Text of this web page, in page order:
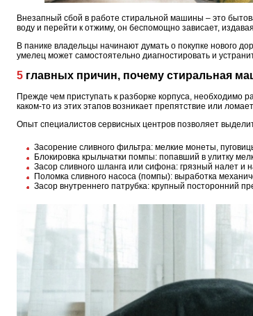
Внезапный сбой в работе стиральной машины – это
воду и перейти к отжиму, он беспомощно зависает,
В панике владельцы начинают думать о покупке нового
умелец может самостоятельно диагностировать и
5 главных причин, почему стиральная
Прежде чем приступать к разборке корпуса, необходимо
каком-то из этих этапов возникает препятствие или
Опыт специалистов сервисных центров позволяет
Засорение сливного фильтра: мелкие монеты,
Блокировка крыльчатки помпы: попавший в улитку
Засор сливного шланга или сифона: грязный налет и
Поломка сливного насоса (помпы): выработка
Засор внутреннего патрубка: крупный посторонний